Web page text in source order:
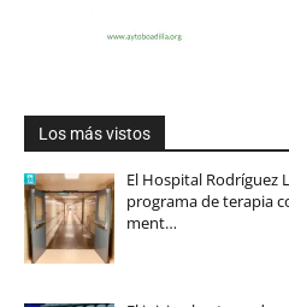
Los más vistos
El Hospital Rodríguez
programa de terapia
ment…